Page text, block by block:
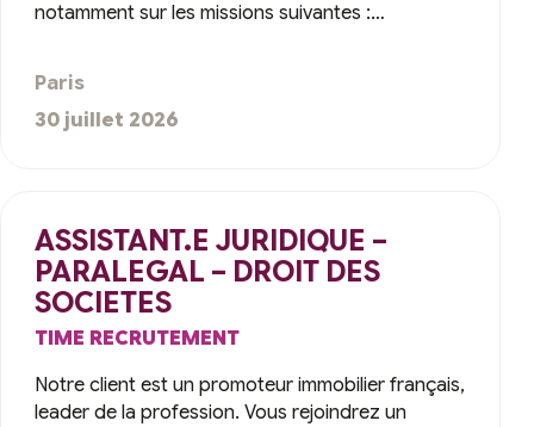
notamment sur les missions suivantes :…
Paris
30 juillet 2026
ASSISTANT.E JURIDIQUE –
PARALEGAL – DROIT DES
SOCIETES
TIME RECRUTEMENT
Notre client est un promoteur immobilier français,
leader de la profession. Vous rejoindrez un